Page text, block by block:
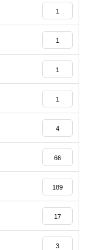
1
1
1
1
4
66
189
17
3